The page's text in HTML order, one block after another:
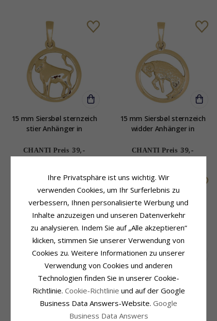
15 mm Siersbøl sternzeich
stier Anhänger in
CHANTI Preis 39,-
15 mm Siersbøl sternzeich
widder Anhänger in
CHANTI Preis 39,-
15 mm Siersbøl sternzeich
steinbock Anhänger in
vergoldetem Sterlingsilber
CHANTI Preis 39,-
12 mm Siersbøl sternzeich
rhodiniertem Silber
CHANTI Preis
Ihre Privatsphäre ist uns wichtig. Wir
verwenden Cookies, um Ihr Surferlebnis zu
verbessern, Ihnen personalisierte Werbung und
Inhalte anzuzeigen und unseren Datenverkehr
zu analysieren. Indem Sie auf „Alle akzeptieren“
klicken, stimmen Sie unserer Verwendung von
Cookies zu. Weitere Informationen zu unserer
Verwendung von Cookies und anderen
Technologien finden Sie in unserer Cookie-
Richtlinie. Cookie-Richtlinie und auf der Google
Business Data Answers-Website. Google
Business Data Answers